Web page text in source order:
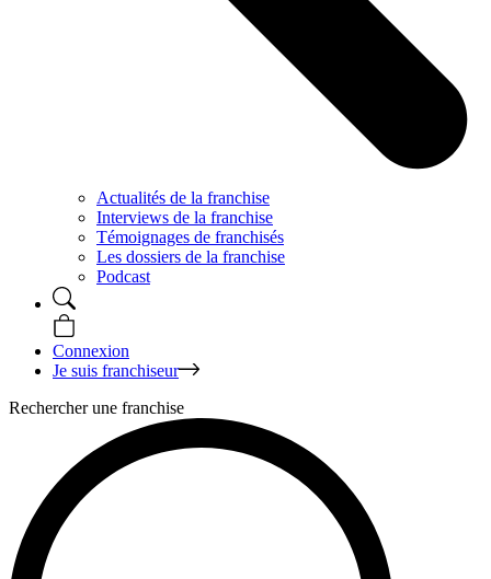
Actualités de la franchise
Interviews de la franchise
Témoignages de franchisés
Les dossiers de la franchise
Podcast
Connexion
Je suis franchiseur
Rechercher une franchise